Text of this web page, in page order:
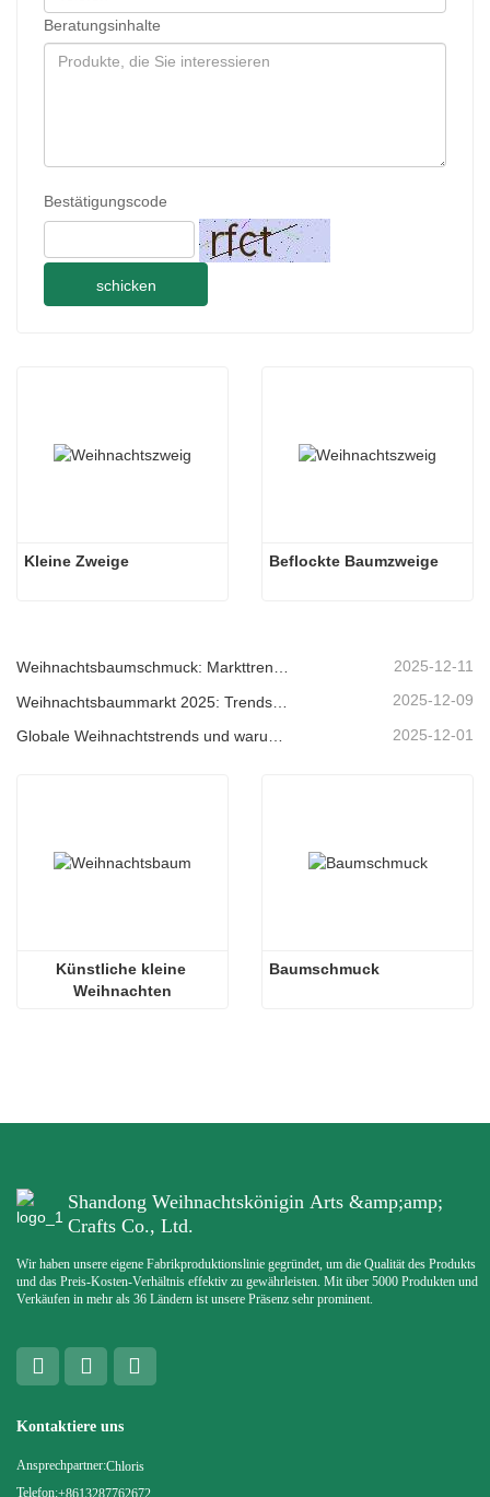
Beratungsinhalte
Bestätigungscode
schicken
Kleine Zweige Beflockte Baumzweige
Weihnachtsbaumschmuck: Markttrends, Einblicke in die Lieferkette und Beschaffungsleitfaden 2025 2025-12-11
2025-12-09
2025-12-01
Künstliche kleine
Weihnachten
Baumschmuck
Shandong Weihnachtskönigin Arts &amp;amp;
Crafts Co., Ltd.
Wir haben unsere eigene Fabrikproduktionslinie gegründet, um die Qualität des Produkts
und das Preis-Kosten-Verhältnis effektiv zu gewährleisten. Mit über 5000 Produkten und
Verkäufen in mehr als 36 Ländern ist unsere Präsenz sehr prominent.
Kontaktiere uns
Ansprechpartner:Chloris
Telefon:+8613287762672